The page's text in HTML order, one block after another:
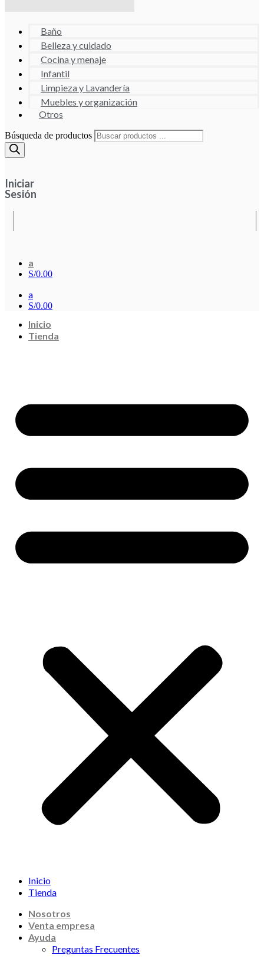
Baño
Belleza y cuidado
Cocina y menaje
Infantil
Limpieza y Lavandería
Muebles y organización
Otros
Búsqueda de productos
Iniciar
Sesión
a
S/0.00
a
S/0.00
Inicio
Tienda
Inicio
Tienda
Nosotros
Venta empresa
Ayuda
Preguntas Frecuentes